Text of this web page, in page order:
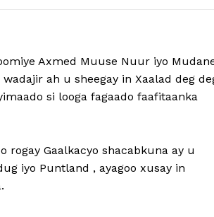
Axmed Muuse Nuur iyo
ah u sheegay in Xaalad deg
si looga fagaado faafitaanka
rogay Gaalkacyo shacabkuna ay u
iyo Puntland , ayagoo xusay in